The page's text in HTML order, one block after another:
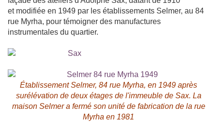
et modifiée en 1949 par les établissements Selmer, au 84
rue Myrha, pour témoigner des manufactures
instrumentales du quartier.
Établissement Selmer, 84 rue Myrha, en 1949 après
surélévation de deux étages de l'immeuble de Sax. La
maison Selmer a fermé son unité de fabrication de la rue
Myrha en 1981